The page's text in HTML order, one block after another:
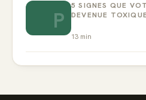
P
5 SIGNES QUE
DEVENUE TOXIQUE
13 min